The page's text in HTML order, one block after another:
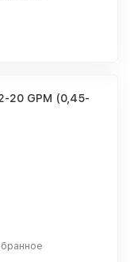
20 GPM (0,45-